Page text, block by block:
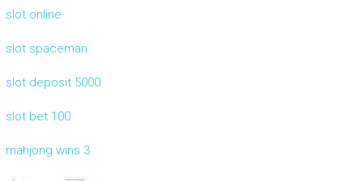
slot online
slot spaceman
slot deposit 5000
slot bet 100
mahjong wins 3